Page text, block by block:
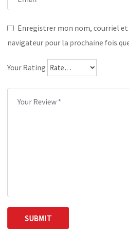
Enregistrer mon nom, courriel et
navigateur pour la prochaine fois
Your Rating